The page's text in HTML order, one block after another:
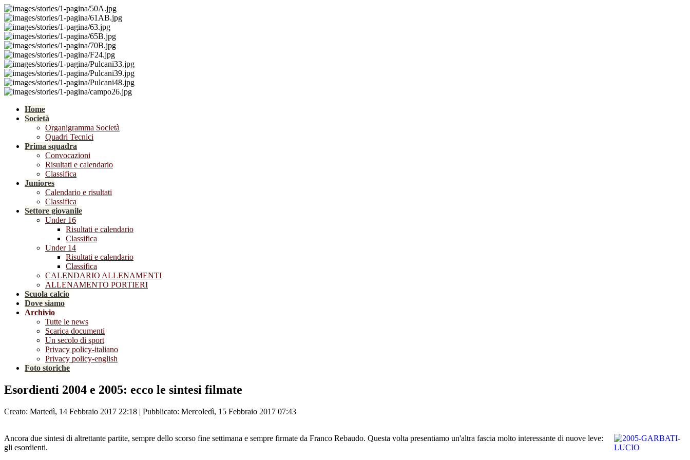
Home
Società
Organigramma Società
Quadri Tecnici
Prima squadra
Convocazioni
Risultati e calendario
Classifica
Juniores
Calendario e risultati
Classifica
Settore giovanile
Under 16
Risultati e calendario
Classifica
Under 14
Risultati e calendario
Classifica
CALENDARIO ALLENAMENTI
ALLENAMENTO PORTIERI
Scuola calcio
Dove siamo
Archivio
Tutte le news
Scarica documenti
Un secolo di sport
Privacy policy-italiano
Privacy policy-english
Foto storiche
Esordienti 2004 e 2005: ecco le sintesi filmate
Creato: Martedì, 14 Febbraio 2017 22:18 | Pubblicato: Mercoledì, 15 Febbraio 2017 07:43
Ancora due sintesi di altrettante partite, sempre dello scorso fine settimana e sempre firmate da Franco Rebaudo. Questa volta presentiamo un'altra fascia molto interessante di nuove leve:
gli esordienti.